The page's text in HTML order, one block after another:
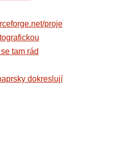
proje
tam rád
dokreslují